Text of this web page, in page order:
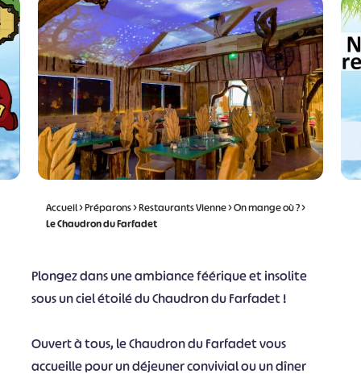
Accueil>Préparons>Restaurants Vienne>On mange où ?>
Le Chaudron du Farfadet
Plongez dans une ambiance féérique et insolite
sous un ciel étoilé du Chaudron du Farfadet !
Ouvert à tous, le Chaudron du Farfadet vous
accueille pour un déjeuner convivial ou un dîner